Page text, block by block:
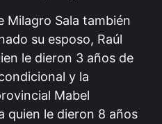
Milagro Sala también
su esposo, Raúl
le dieron 3 años de
y la
Mabel
quien le dieron 8 años